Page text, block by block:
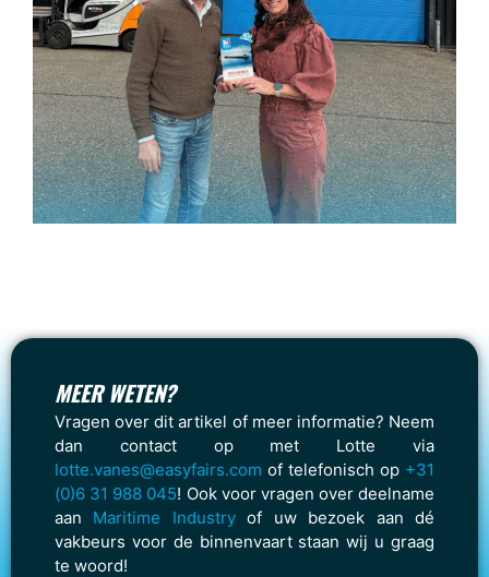
MEER WETEN?
Vragen over dit artikel of meer informatie? Neem
dan contact op met Lotte via
lotte.vanes@easyfairs.com of telefonisch op +31
(0)6 31 988 045! Ook voor vragen over deelname
aan Maritime Industryof uw bezoek aan dé
vakbeurs voor de binnenvaart staan wij u graag
te woord!